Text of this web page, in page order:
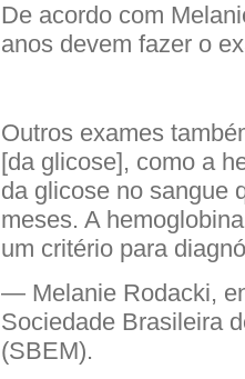
De acordo com
anos devem fazer o
Outros exames
[da glicose], como a
da glicose no sangue
meses. A
um critério para
— Melanie Rodacki,
Sociedade Brasileira
(SBEM).